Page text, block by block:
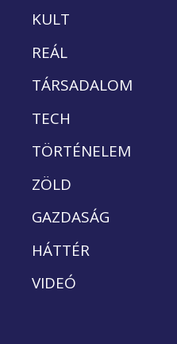
KULT
REÁL
TÁRSADALOM
TECH
TÖRTÉNELEM
ZÖLD
GAZDASÁG
HÁTTÉR
VIDEÓ